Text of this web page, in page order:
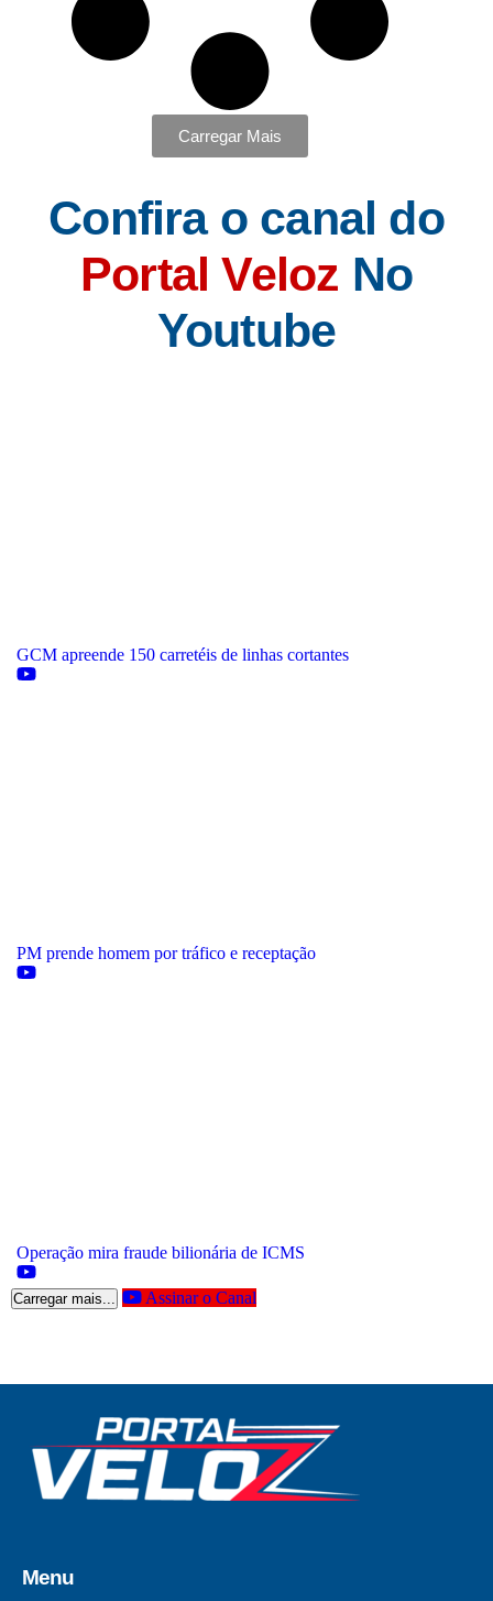
Carregar Mais
Confira o canal do
Portal Veloz No
Youtube
GCM apreende 150 carretéis de linhas cortantes
PM prende homem por tráfico e receptação
Operação mira fraude bilionária de ICMS
Carregar mais... Assinar o Canal
Menu